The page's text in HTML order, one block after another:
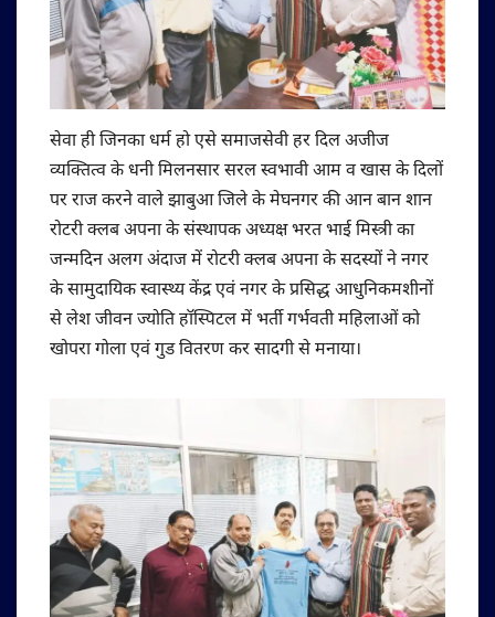
सेवा ही जिनका धर्म हो एसे समाजसेवी हर दिल अजीज
व्यक्तित्व के धनी मिलनसार सरल स्वभावी आम व खास के दिलों
पर राज करने वाले झाबुआ जिले के मेघनगर की आन बान शान
रोटरी क्लब अपना के संस्थापक अध्यक्ष भरत भाई मिस्त्री का
जन्मदिन अलग अंदाज में रोटरी क्लब अपना के सदस्यों ने नगर
के सामुदायिक स्वास्थ्य केंद्र एवं नगर के प्रसिद्ध आधुनिकमशीनों
से लेश जीवन ज्योति हॉस्पिटल में भर्ती गर्भवती महिलाओं को
खोपरा गोला एवं गुड वितरण कर सादगी से मनाया।